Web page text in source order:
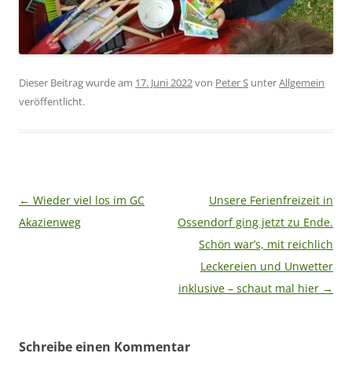
Dieser Beitrag wurde am 17. Juni 2022von Peter S unterAllgemein
veröffentlicht.
Beitragsnavigation
← Wieder viel los im GC
Akazienweg
Unsere Ferienfreizeit in
Ossendorf ging jetzt zu Ende.
Schön war’s, mit reichlich
Leckereien und Unwetter
inklusive – schaut mal hier →
Schreibe einen Kommentar